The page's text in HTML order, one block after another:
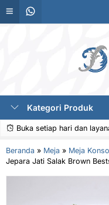
Kategori Produk
Buka setiap hari dan
Beranda » Meja » Meja
Jepara Jati Salak Brown